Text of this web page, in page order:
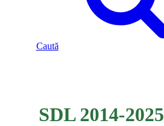
Caută
SDL 2014-2025